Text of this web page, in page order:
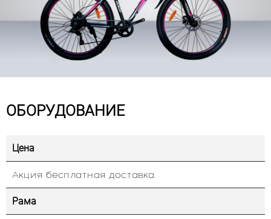
ОБОРУДОВАНИЕ
Цена
Акция бесплатная доставка.
Рама